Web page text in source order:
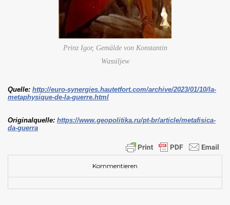
Prinz Igor, Gemälde von Konstantin
Wassiljew
Quelle: http://euro-synergies.hautetfort.com/archive/2023/01/10/la-
metaphysique-de-la-guerre.html
Originalquelle: https://www.geopolitika.ru/pt-br/article/metafisica-
da-guerra
Kommentieren